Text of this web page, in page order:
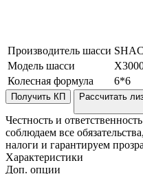
Производитель шасси
Модель шасси
Колесная формула
6*6
Получить КП Рассчитать
Честность и
соблюдаем все
налоги и гарантируем
Характеристики
Доп. опции